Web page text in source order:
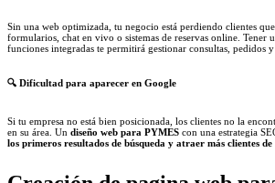
Sin una web optimizada, tu negocio está perdiendo clientes
formularios, chat en vivo o sistemas de reservas online. Tener
funciones integradas te permitirá gestionar consultas, pedidos y
🔍 Dificultad para aparecer en Google
Si tu empresa no está bien posicionada, los clientes no la
en su área. Un diseño web para PYMES con una estrategia
los primeros resultados de búsqueda y atraer más clientes